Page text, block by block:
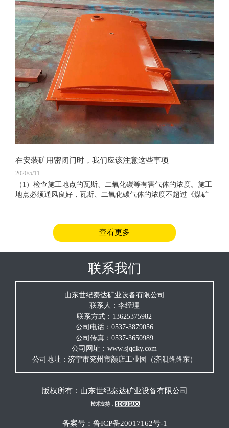
在安装矿用密闭门时，我们应该注意这些事项
2020/5/11
（1）检查施工地点的瓦斯、二氧化碳等有害气体的浓度。施工
地点必须通风良好，瓦斯、二氧化碳气体的浓度不超过《煤矿
查看更多
联系我们
山东世纪秦达矿业设备有限公司
联系人：李经理
联系方式：13625375982
公司电话：0537-3879056
公司传真：0537-3650989
公司网址：www.sjqdky.com
公司地址：济宁市兖州市颜店工业园（济阳路路东）
版权所有： 山东世纪秦达矿业设备有限公司
备案号： 鲁ICP备20017162号-1